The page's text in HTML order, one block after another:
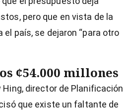
pero que en vista de la
país, se dejaron “para otro
¢54.000 millones
director de Planificación
que existe un faltante de